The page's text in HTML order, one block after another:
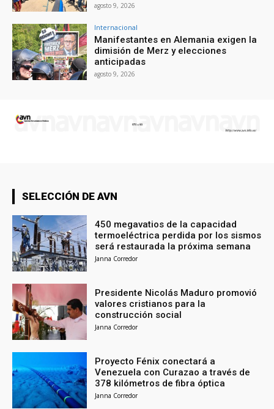
agosto 9, 2026
Internacional
Manifestantes en Alemania exigen la
dimisión de Merz y elecciones
anticipadas
agosto 9, 2026
SELECCIÓN DE AVN
450 megavatios de la capacidad
termoeléctrica perdida por los sismos
será restaurada la próxima semana
Janna Corredor
Presidente Nicolás Maduro promovió
valores cristianos para la
construcción social
Janna Corredor
Proyecto Fénix conectará a
Venezuela con Curazao a través de
378 kilómetros de fibra óptica
Janna Corredor